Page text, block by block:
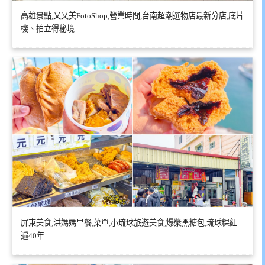
高雄景點,又又美FotoShop,營業時間,台南超潮選物店最新分店,底片
機、拍立得秘境
屏東美食,洪媽媽早餐,菜單,小琉球旅遊美食,爆漿黑糖包,琉球粿紅
遍40年